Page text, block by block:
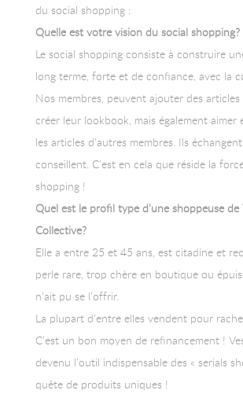
du social shopping :
Quelle est votre vision du social shopping?
Le social shopping consiste à construire
long terme, forte et de confiance, avec la
Nos membres, peuvent ajouter des
créer leur lookbook, mais également aimer
les articles d’autres membres. Ils
conseillent. C’est en cela que réside la
shopping !
Quel est le profil type d’une shoppeuse de
Collective?
Elle a entre 25 et 45 ans, est citadine et
perle rare, trop chère en boutique ou
n’ait pu se l’offrir.
La plupart d’entre elles vendent pour
C’est un bon moyen de refinancement !
devenu l’outil indispensable des « serials
quête de produits uniques !